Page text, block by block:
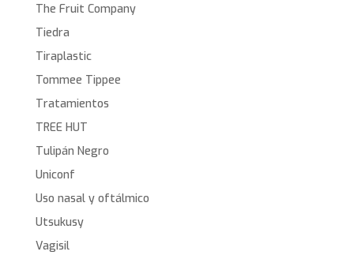
The Fruit Company
Tiedra
Tiraplastic
Tommee Tippee
Tratamientos
TREE HUT
Tulipán Negro
Uniconf
Uso nasal y oftálmico
Utsukusy
Vagisil